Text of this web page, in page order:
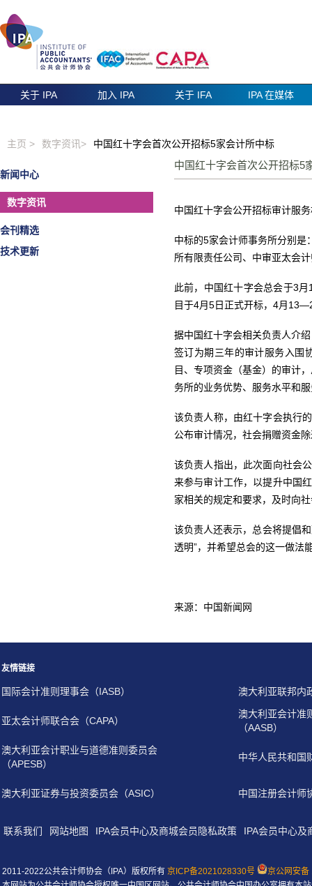
关于 IPA 加入 IPA 关于 IFA IPA 在媒体
主页 > 数字资讯> 中国红十字会首次公开招标5家会计所中标
新闻中心
数字资讯
会刊精选
技术更新
中国红十字会首次公开招
中国红十字会公开招标审计服
中标的5家会计师事务所分别是
所有限责任公司、中审亚太会
此前，中国红十字会总会于3
目于4月5日正式开标，4月
据中国红十字会相关负责人介
签订为期三年的审计服务入围
目、专项资金（基金）的审计
务所的业务优势、服务水平和
该负责人称，由红十字会执行
公布审计情况，社会捐赠资金
该负责人指出，此次面向社会
来参与审计工作，以提升中国
家相关的规定和要求，及时向
该负责人还表示，总会将提倡
透明”，并希望总会的这一做法
来源：中国新闻网
友情链接
国际会计准则理事会（IASB） 澳大利亚联邦内
亚太会计师联合会（CAPA）
澳大利亚会计准
（AASB）
澳大利亚会计职业与道德准则委员会
（APESB）
中华人民共和国
澳大利亚证券与投资委员会（ASIC） 中国注册会计师
联系我们 网站地图 IPA会员中心及商城会员隐私政策 IPA会员中心及
2011-2022公共会计师协会（IPA）版权所有 京ICP备2021028330号
京公网安